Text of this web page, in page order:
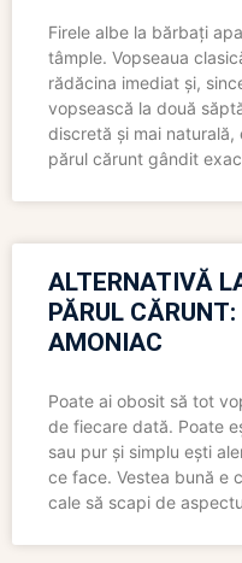
Firele albe la bărbați
tâmple. Vopseaua
rădăcina imediat și,
vopsească la două
discretă și mai
părul cărunt gândit
ALTERNATIVĂ
PĂRUL
AMONIAC
Poate ai obosit să tot
de fiecare dată. Poate
sau pur și simplu ești
ce face. Vestea bună e
cale să scapi de